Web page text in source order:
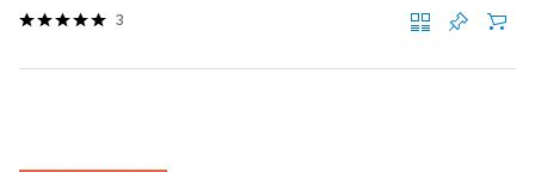
3